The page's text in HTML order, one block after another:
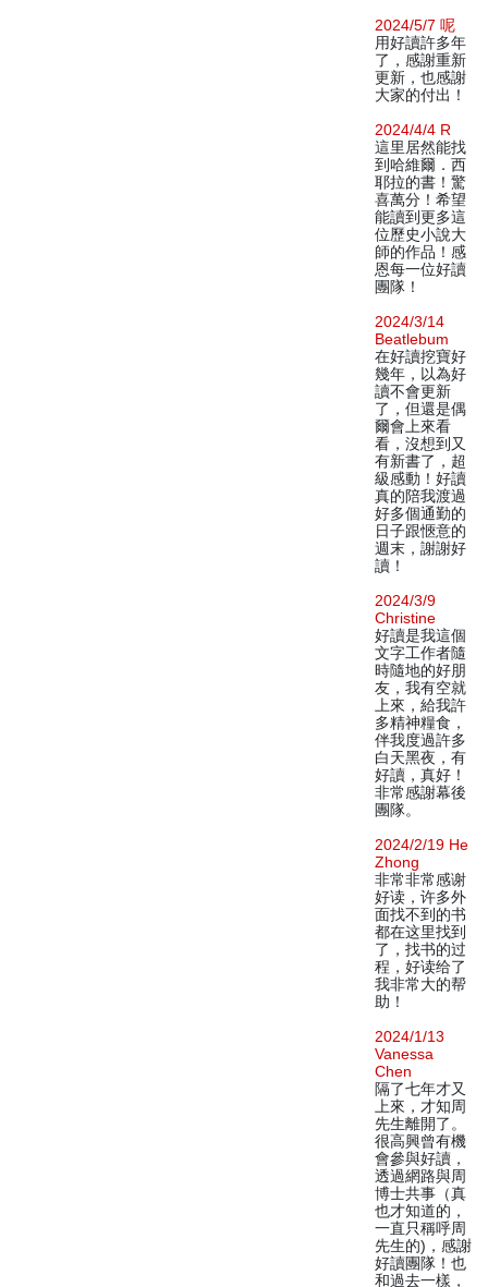
2024/5/7 呢
用好讀許多年
了，感謝重新
更新，也感謝
大家的付出！
2024/4/4 R
這里居然能找
到哈維爾．西
耶拉的書！驚
喜萬分！希望
能讀到更多這
位歷史小說大
師的作品！感
恩每一位好讀
團隊！
2024/3/14
Beatlebum
在好讀挖寶好
幾年，以為好
讀不會更新
了，但還是偶
爾會上來看
看，沒想到又
有新書了，超
級感動！好讀
真的陪我渡過
好多個通勤的
日子跟愜意的
週末，謝謝好
讀！
2024/3/9
Christine
好讀是我這個
文字工作者隨
時隨地的好朋
友，我有空就
上來，給我許
多精神糧食，
伴我度過許多
白天黑夜，有
好讀，真好！
非常感謝幕後
團隊。
2024/2/19 He
Zhong
非常非常感谢
好读，许多外
面找不到的书
都在这里找到
了，找书的过
程，好读给了
我非常大的帮
助！
2024/1/13
Vanessa
Chen
隔了七年才又
上來，才知周
先生離開了。
很高興曾有機
會參與好讀，
透過網路與周
博士共事（真
也才知道的，
一直只稱呼周
先生的)，感謝
好讀團隊！也
和過去一樣，